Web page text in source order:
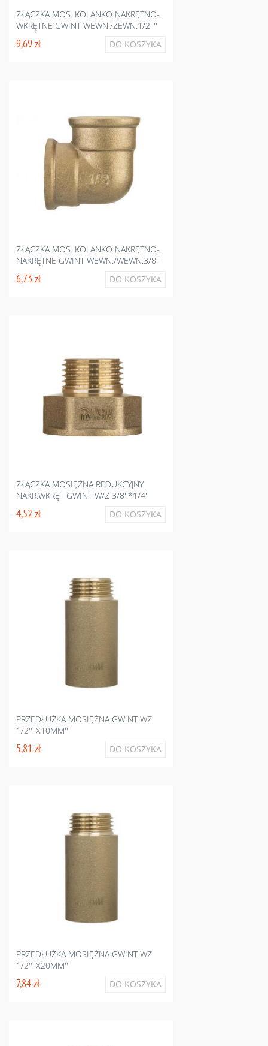
ZŁĄCZKA MOS. KOLANKO NAKRĘTNO-
WKRĘTNE GWINT WEWN./ZEWN.1/2''''
9,69 zł DO KOSZYKA
ZŁĄCZKA MOS. KOLANKO NAKRĘTNO-
NAKRĘTNE GWINT WEWN./WEWN.3/8''
6,73 zł DO KOSZYKA
ZŁĄCZKA MOSIĘŻNA REDUKCYJNY
NAKR.WKRĘT GWINT W/Z 3/8''*1/4''
4,52 zł DO KOSZYKA
PRZEDŁUŻKA MOSIĘŻNA GWINT WZ
1/2''''X10MM''
5,81 zł DO KOSZYKA
PRZEDŁUŻKA MOSIĘŻNA GWINT WZ
1/2''''X20MM''
7,84 zł DO KOSZYKA